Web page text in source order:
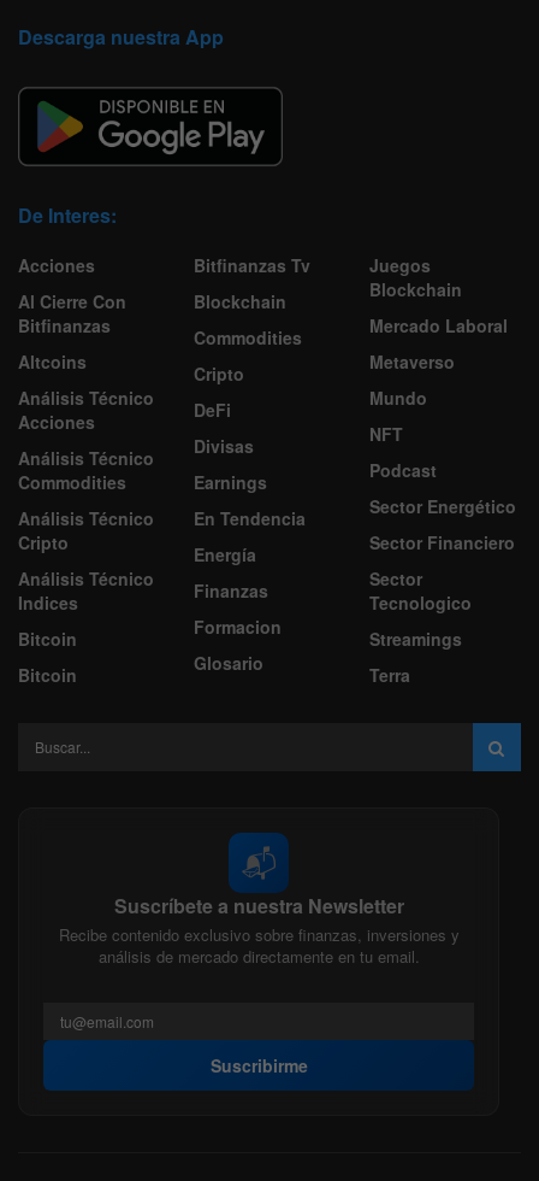
Descarga nuestra App
De Interes:
Acciones
Al Cierre Con
Bitfinanzas
Altcoins
Análisis Técnico
Acciones
Análisis Técnico
Commodities
Análisis Técnico
Cripto
Análisis Técnico
Indices
Bitcoin
Bitcoin
Bitfinanzas Tv
Blockchain
Commodities
Cripto
DeFi
Divisas
Earnings
En Tendencia
Energía
Finanzas
Formacion
Glosario
Juegos
Blockchain
Mercado Laboral
Metaverso
Mundo
NFT
Podcast
Sector Energético
Sector Financiero
Sector
Tecnologico
Streamings
Terra
📬
Suscríbete a nuestra Newsletter
Recibe contenido exclusivo sobre finanzas, inversiones y
análisis de mercado directamente en tu email.
Suscribirme